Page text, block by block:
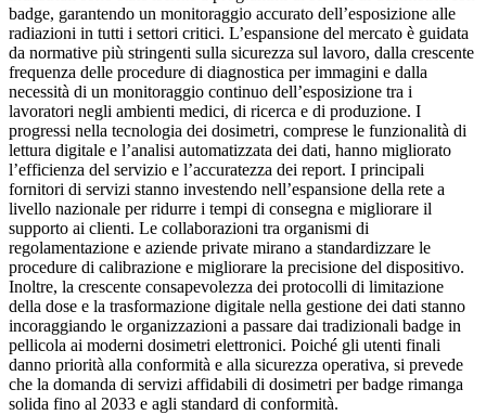
badge, garantendo un monitoraggio accurato dell’esposizione alle
radiazioni in tutti i settori critici. L’espansione del mercato è guidata
da normative più stringenti sulla sicurezza sul lavoro, dalla crescente
frequenza delle procedure di diagnostica per immagini e dalla
necessità di un monitoraggio continuo dell’esposizione tra i
lavoratori negli ambienti medici, di ricerca e di produzione. I
progressi nella tecnologia dei dosimetri, comprese le funzionalità di
lettura digitale e l’analisi automatizzata dei dati, hanno migliorato
l’efficienza del servizio e l’accuratezza dei report. I principali
fornitori di servizi stanno investendo nell’espansione della rete a
livello nazionale per ridurre i tempi di consegna e migliorare il
supporto ai clienti. Le collaborazioni tra organismi di
regolamentazione e aziende private mirano a standardizzare le
procedure di calibrazione e migliorare la precisione del dispositivo.
Inoltre, la crescente consapevolezza dei protocolli di limitazione
della dose e la trasformazione digitale nella gestione dei dati stanno
incoraggiando le organizzazioni a passare dai tradizionali badge in
pellicola ai moderni dosimetri elettronici. Poiché gli utenti finali
danno priorità alla conformità e alla sicurezza operativa, si prevede
che la domanda di servizi affidabili di dosimetri per badge rimanga
solida fino al 2033 e agli standard di conformità.